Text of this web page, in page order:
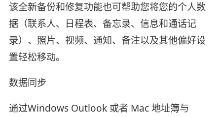
该全新备份和修复功能也可帮助您将您的个人数
据（联系人、日程表、备忘录、信息和通话记
录）、照片、视频、通知、备注以及其他偏好设
置轻松移动。
数据同步
通过Windows Outlook 或者 Mac 地址簿与